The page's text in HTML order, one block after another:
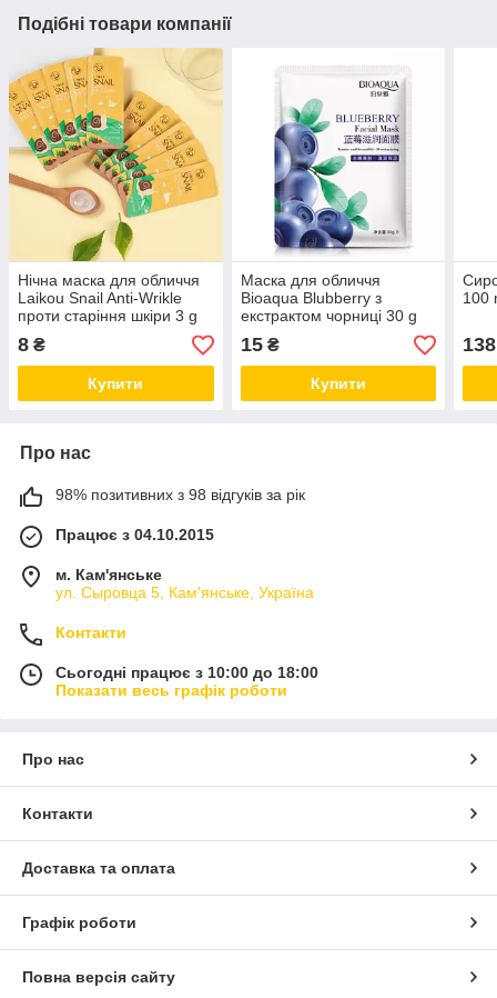
Подібні товари компанії
Нічна маска для обличчя
Laikou Snail Anti-Wrikle
проти старіння шкіри 3 g
(1 штука)
8 ₴
Купити
Маска для обличчя
Bioaqua Blubberry з
екстрактом чорниці 30 g
15₴
Купити
100
138
Про нас
98% позитивних з 98 відгуків за рік
Працює з 04.10.2015
м. Кам'янське
ул. Сыровца 5, Кам'янське, Україна
Контакти
Сьогодні працює з 10:00 до 18:00
Показати весь графік роботи
Про нас
Контакти
Доставка та оплата
Графік роботи
Повна версія сайту